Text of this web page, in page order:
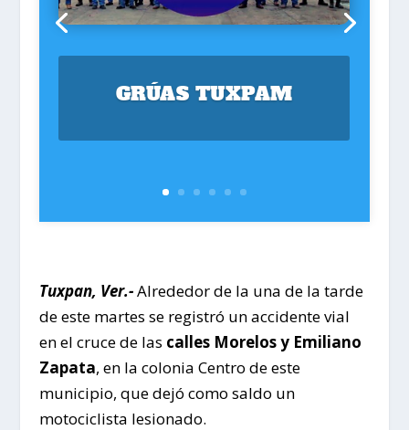
GRÚAS TUXPAM
Tuxpan, Ver.-Alrededor de la una de la tarde
de este martes se registró un accidente vial
en el cruce de las calles Morelos y Emiliano
Zapata, en la colonia Centro de este
municipio, que dejó como saldo un
motociclista lesionado.